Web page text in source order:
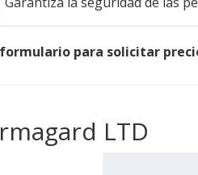
para solicitar
LTD